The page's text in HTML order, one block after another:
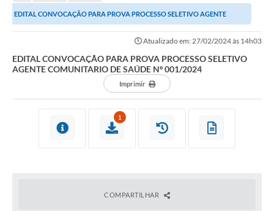
EDITAL CONVOCAÇÃO PARA PROVA PROCESSO SELETIVO AGENTE
Atualizado em: 27/02/2024 às 14h03
EDITAL CONVOCAÇÃO PARA PROVA PROCESSO SELETIVO
AGENTE COMUNITARIO DE SAÚDE Nº 001/2024
Imprimir
1
COMPARTILHAR